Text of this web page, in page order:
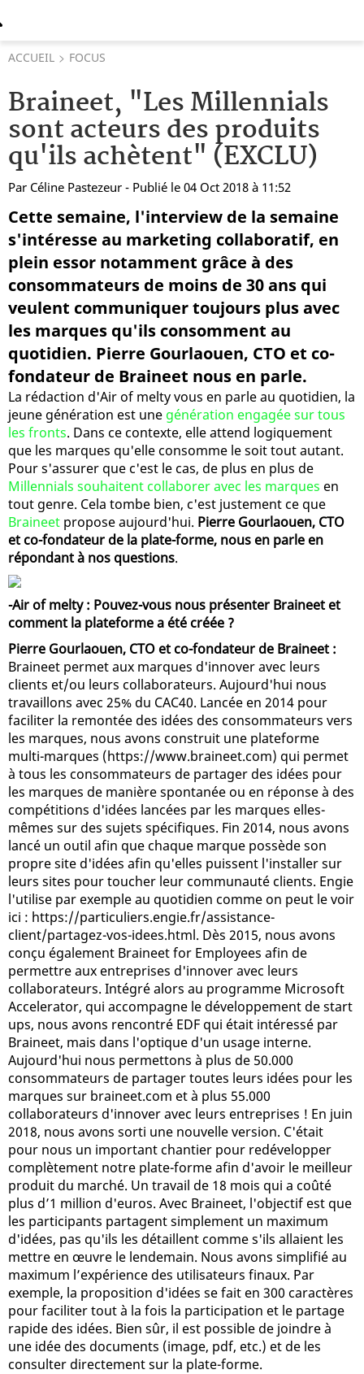
ACCUEIL FOCUS
Braineet, "Les Millennials
sont acteurs des produits
qu'ils achètent" (EXCLU)
Par Céline Pastezeur - Publié le 04 Oct 2018 à 11:52
Cette semaine, l'interview de la semaine
s'intéresse au marketing collaboratif, en
plein essor notamment grâce à des
consommateurs de moins de 30 ans qui
veulent communiquer toujours plus avec
les marques qu'ils consomment au
quotidien. Pierre Gourlaouen, CTO et co-
fondateur de Braineet nous en parle.
La rédaction d'Air of melty vous en parle au quotidien, la
jeune génération est une génération engagée sur tous
les fronts. Dans ce contexte, elle attend logiquement
que les marques qu'elle consomme le soit tout autant.
Pour s'assurer que c'est le cas, de plus en plus de
Millennials souhaitent collaborer avec les marques en
tout genre. Cela tombe bien, c'est justement ce que
Braineet propose aujourd'hui. Pierre Gourlaouen, CTO
et co-fondateur de la plate-forme, nous en parle en
répondant à nos questions.
-Air of melty : Pouvez-vous nous présenter Braineet et
comment la plateforme a été créée ?
Pierre Gourlaouen, CTO et co-fondateur de Braineet :
Braineet permet aux marques d'innover avec leurs
clients et/ou leurs collaborateurs. Aujourd'hui nous
travaillons avec 25% du CAC40. Lancée en 2014 pour
faciliter la remontée des idées des consommateurs vers
les marques, nous avons construit une plateforme
multi-marques (https://www.braineet.com) qui permet
à tous les consommateurs de partager des idées pour
les marques de manière spontanée ou en réponse à des
compétitions d'idées lancées par les marques elles-
mêmes sur des sujets spécifiques. Fin 2014, nous avons
lancé un outil afin que chaque marque possède son
propre site d'idées afin qu'elles puissent l'installer sur
leurs sites pour toucher leur communauté clients. Engie
l'utilise par exemple au quotidien comme on peut le voir
ici : https://particuliers.engie.fr/assistance-
client/partagez-vos-idees.html. Dès 2015, nous avons
conçu également Braineet for Employees afin de
permettre aux entreprises d'innover avec leurs
collaborateurs. Intégré alors au programme Microsoft
Accelerator, qui accompagne le développement de start
ups, nous avons rencontré EDF qui était intéressé par
Braineet, mais dans l'optique d'un usage interne.
Aujourd'hui nous permettons à plus de 50.000
consommateurs de partager toutes leurs idées pour les
marques sur braineet.com et à plus 55.000
collaborateurs d'innover avec leurs entreprises ! En juin
2018, nous avons sorti une nouvelle version. C'était
pour nous un important chantier pour redévelopper
complètement notre plate-forme afin d'avoir le meilleur
produit du marché. Un travail de 18 mois qui a coûté
plus d’1 million d'euros. Avec Braineet, l'objectif est que
les participants partagent simplement un maximum
d'idées, pas qu'ils les détaillent comme s'ils allaient les
mettre en œuvre le lendemain. Nous avons simplifié au
maximum l’expérience des utilisateurs finaux. Par
exemple, la proposition d'idées se fait en 300 caractères
pour faciliter tout à la fois la participation et le partage
rapide des idées. Bien sûr, il est possible de joindre à
une idée des documents (image, pdf, etc.) et de les
consulter directement sur la plate-forme.